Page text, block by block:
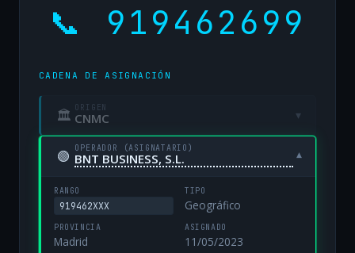
📞 919462699
CADENA DE ASIGNACIÓN
🏛 ORIGEN
CNMC ▾
🟢 OPERADOR (ASIGNATARIO)
BNT BUSINESS, S.L. ▾
RANGO
919462XXX
TIPO
Geográfico
PROVINCIA
Madrid
ASIGNADO
11/05/2023